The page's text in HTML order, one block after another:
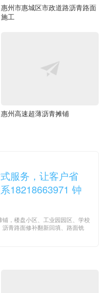
惠州市惠城区市政道路沥青路面
施工
惠州高速超薄沥青摊铺
服务，让客户省
18218663971 钟
，楼盘小区、工业园园区、学校
青路面修补翻新回填、路面铣